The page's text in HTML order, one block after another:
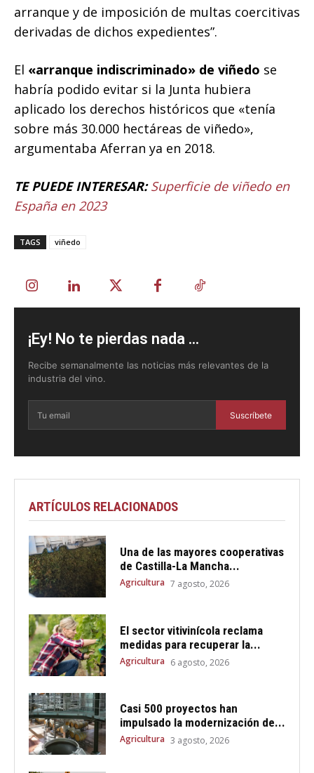
arranque y de imposición de multas coercitivas
derivadas de dichos expedientes”.
El «arranque indiscriminado» de viñedo se
habría podido evitar si la Junta hubiera
aplicado los derechos históricos que «tenía
sobre más 30.000 hectáreas de viñedo»,
argumentaba Aferran ya en 2018.
TE PUEDE INTERESAR: Superficie de viñedo en
España en 2023
TAGS viñedo
¡Ey! No te pierdas nada ...
Recibe semanalmente las noticias más relevantes de la
industria del vino.
Suscríbete
ARTÍCULOS RELACIONADOS
Una de las mayores cooperativas
de Castilla-La Mancha...
Agricultura 7 agosto, 2026
El sector vitivinícola reclama
medidas para recuperar la...
Agricultura 6 agosto, 2026
Casi 500 proyectos han
impulsado la modernización de...
Agricultura 3 agosto, 2026